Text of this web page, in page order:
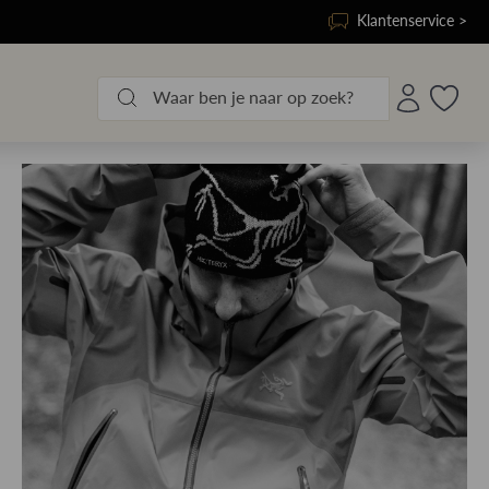
Klantenservice >